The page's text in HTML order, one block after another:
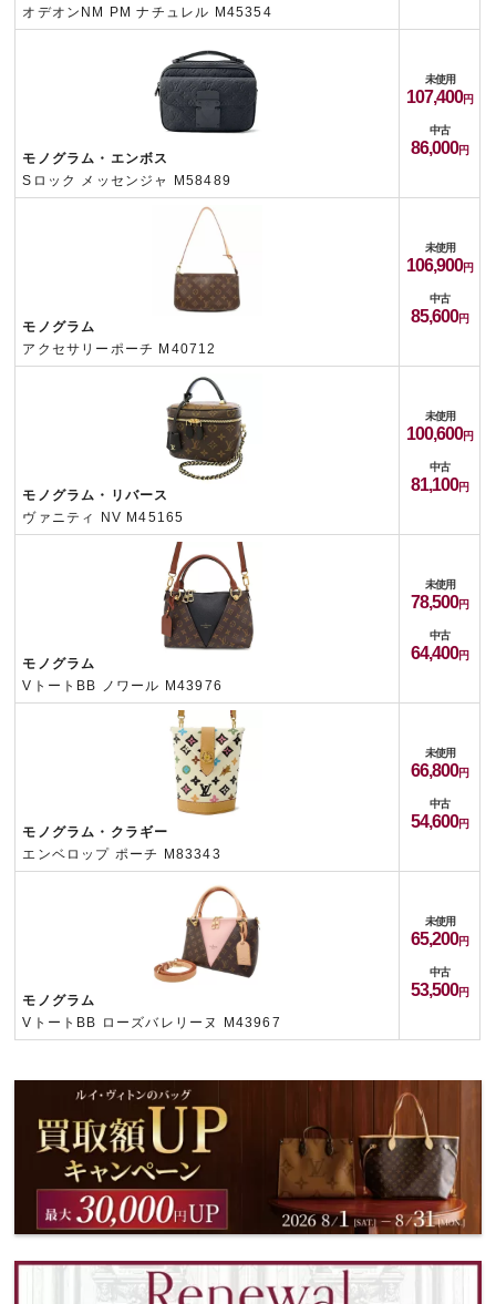
オデオンNM PM ナチュレル M45354
モノグラム・エンボス
Sロック メッセンジャ M58489
未使用
107,400
中古
86,000
モノグラム
アクセサリーポーチ M40712
未使用
106,900
中古
85,600
モノグラム・リバース
ヴァニティ NV M45165
未使用
100,600
中古
81,100
モノグラム
VトートBB ノワール M43976
未使用
78,500
中古
64,400
モノグラム・クラギー
エンベロップ ポーチ M83343
未使用
66,800
中古
54,600
モノグラム
VトートBB ローズバレリーヌ M43967
未使用
65,200
中古
53,500